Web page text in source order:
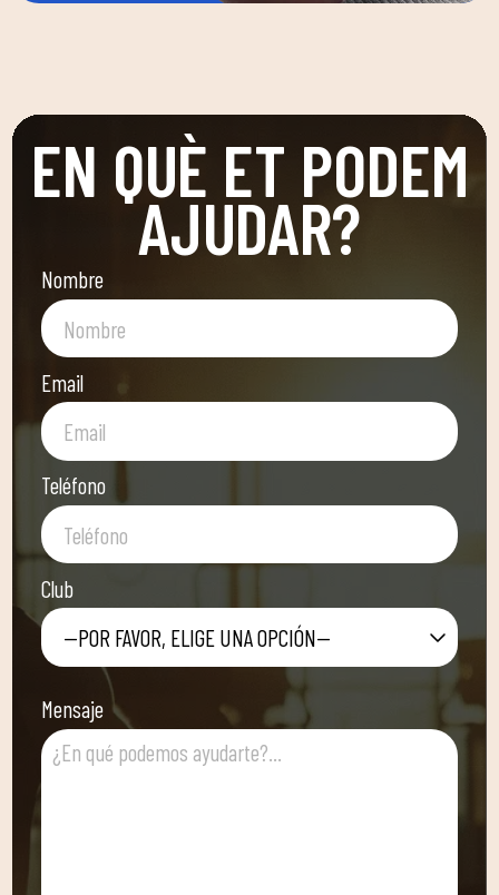
EN QUÈ ET PODEM
AJUDAR?
Nombre
Email
Teléfono
Club
—POR FAVOR, ELIGE UNA OPCIÓN—
Mensaje